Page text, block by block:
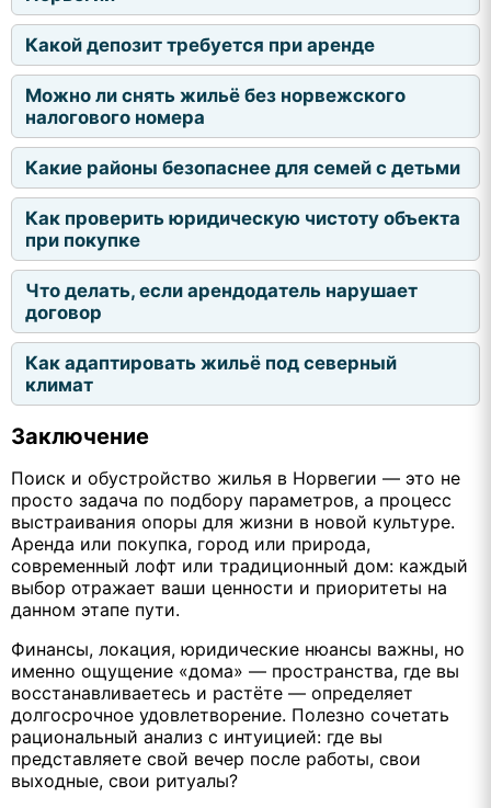
Какой депозит требуется при аренде
Можно ли снять жильё без норвежского
налогового номера
Какие районы безопаснее для семей с детьми
Как проверить юридическую чистоту объекта
при покупке
Что делать, если арендодатель нарушает
договор
Как адаптировать жильё под северный
климат
Заключение
Поиск и обустройство жилья в Норвегии — это не
просто задача по подбору параметров, а процесс
выстраивания опоры для жизни в новой культуре.
Аренда или покупка, город или природа,
современный лофт или традиционный дом: каждый
выбор отражает ваши ценности и приоритеты на
данном этапе пути.
Финансы, локация, юридические нюансы важны, но
именно ощущение «дома» — пространства, где вы
восстанавливаетесь и растёте — определяет
долгосрочное удовлетворение. Полезно сочетать
рациональный анализ с интуицией: где вы
представляете свой вечер после работы, свои
выходные, свои ритуалы?